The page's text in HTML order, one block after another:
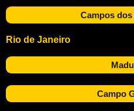
Campos
Rio de Janeiro
Campo